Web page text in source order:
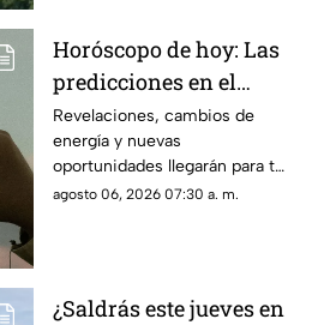
Horóscopo de hoy: Las
predicciones en el
amor, dinero y salud
para cada signo
Revelaciones, cambios de
energía y nuevas
oportunidades llegarán para tu
signo en el horóscopo de este
agosto 06, 2026 07:30 a. m.
¿Saldrás este jueves en